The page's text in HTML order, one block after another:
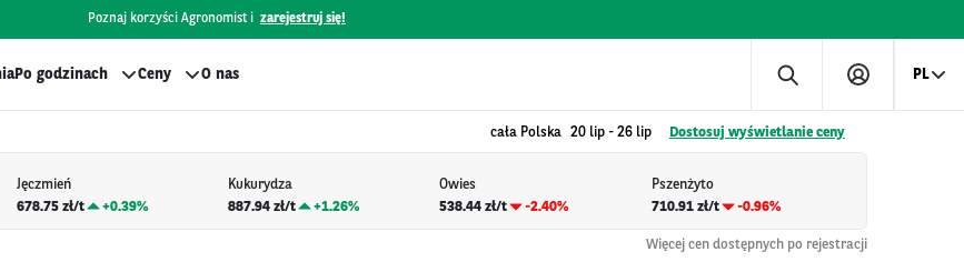
Poznaj korzyści Agronomist i zarejestruj się!
Po godzinach Ceny O nas PL
cała Polska 20 lip - 26 lip Dostosuj wyświetlanie ceny
Jęczmień
678.75 zł/t
+0.39%
Kukurydza
887.94 zł/t
+1.26%
Owies
538.44 zł/t
-2.40%
Pszenżyto
710.91 zł/t
-0.96%
Więcej cen dostępnych po rejestracji